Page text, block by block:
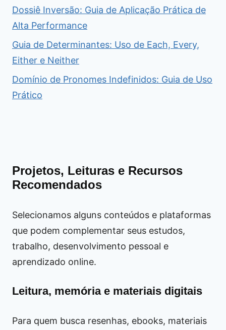
Dossiê Inversão: Guia de Aplicação Prática de
Alta Performance
Guia de Determinantes: Uso de Each, Every,
Either e Neither
Domínio de Pronomes Indefinidos: Guia de Uso
Prático
Projetos, Leituras e Recursos
Recomendados
Selecionamos alguns conteúdos e plataformas
que podem complementar seus estudos,
trabalho, desenvolvimento pessoal e
aprendizado online.
Leitura, memória e materiais digitais
Para quem busca resenhas, ebooks, materiais